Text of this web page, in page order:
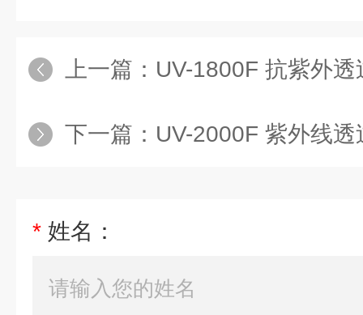
上一篇： UV-1800F 抗紫外
下一篇： UV-2000F 紫外线
* 姓名：